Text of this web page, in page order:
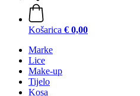
Košarica € 0,00
Marke
Lice
Make-up
Tijelo
Kosa